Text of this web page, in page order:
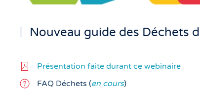
Nouveau guide des Déchets
Présentation faite durant ce webinaire
FAQ Déchets (en cours)